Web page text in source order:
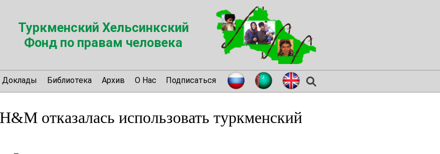
Туркменский Хельсинкский
Фонд по правам человека
Доклады Библиотека Архив О Нас Подписаться
отказалась использовать туркменский